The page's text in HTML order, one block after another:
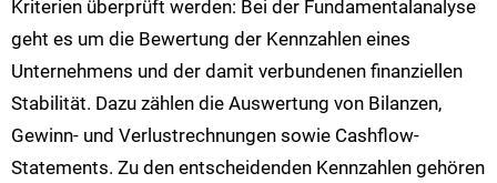
Kriterien überprüft werden: Bei der Fundamentalanalyse
geht es um die Bewertung der Kennzahlen eines
Unternehmens und der damit verbundenen finanziellen
Stabilität. Dazu zählen die Auswertung von Bilanzen,
Gewinn- und Verlustrechnungen sowie Cashflow-
Statements. Zu den entscheidenden Kennzahlen gehören